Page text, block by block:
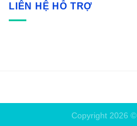
LIÊN HỆ HỖ TRỢ
Copyright 2026 ©